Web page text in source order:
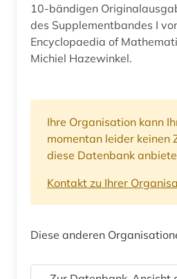
10-bändigen
des Supplementbandes I
Encyclopaedia of
Michiel Hazewinkel.
Ihre Organisation kann
momentan leider keinen
diese Datenbank
Kontakt zu Ihrer
Diese anderen